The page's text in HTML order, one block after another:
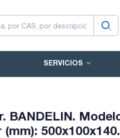
SERVICIOS
BANDELIN.
500x100x140.